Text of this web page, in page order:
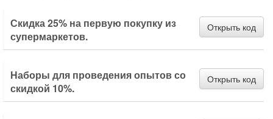
Скидка 25% на первую покупку из
супермаркетов.
Открыть код
Наборы для проведения опытов со
скидкой 10%.
Открыть код